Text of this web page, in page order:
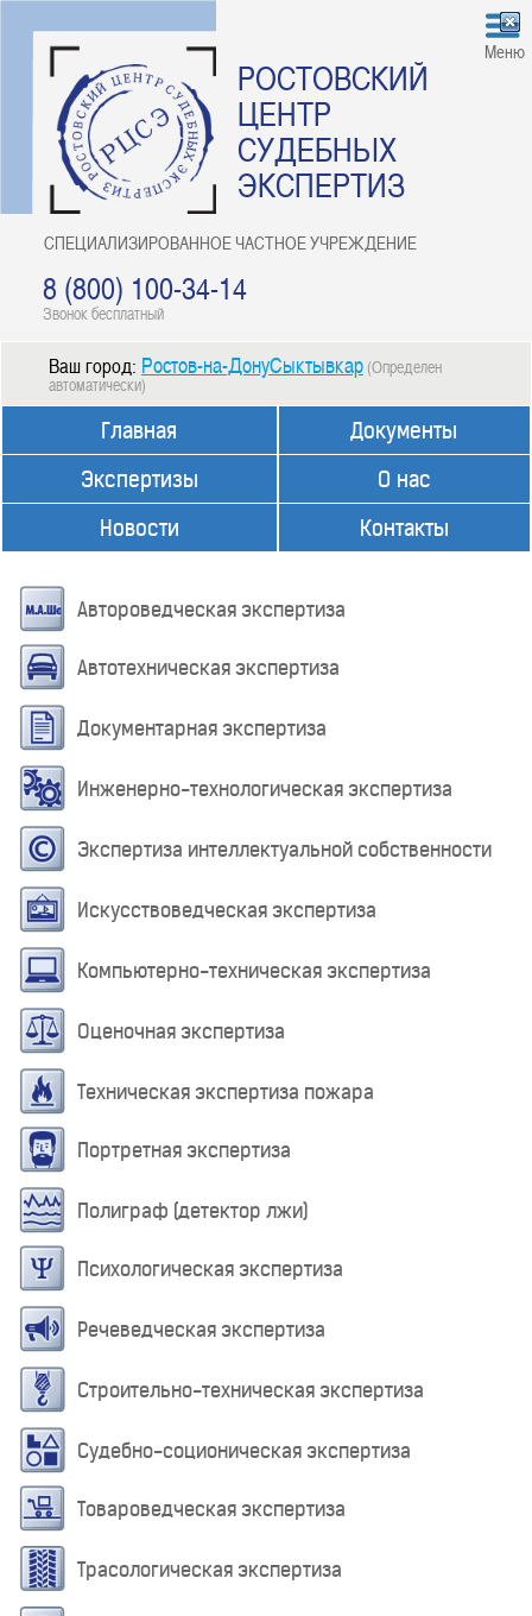
РОСТОВСКИЙ
ЦЕНТР
СУДЕБНЫХ
ЭКСПЕРТИЗ
СПЕЦИАЛИЗИРОВАННОЕ ЧАСТНОЕ УЧРЕЖДЕНИЕ
8 (800) 100-34-14
Звонок бесплатный
Меню
Ваш город: Ростов-на-ДонуСыктывкар (Определен
автоматически)
Главная
Экспертизы
Новости
Документы
О нас
Контакты
Автороведческая экспертиза
Автотехническая экспертиза
Документарная экспертиза
Инженерно-технологическая экспертиза
Экспертиза интеллектуальной собственности
Искусствоведческая экспертиза
Компьютерно-техническая экспертиза
Оценочная экспертиза
Техническая экспертиза пожара
Портретная экспертиза
Полиграф (детектор лжи)
Психологическая экспертиза
Речеведческая экспертиза
Строительно-техническая экспертиза
Судебно-соционическая экспертиза
Товароведческая экспертиза
Трасологическая экспертиза